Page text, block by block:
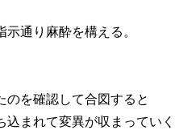
通り麻酔を構える。
のを確認して合図すると
込まれて変異が収まってい